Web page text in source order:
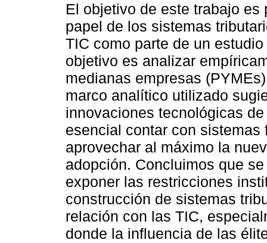
El objetivo de este trabajo
papel de los sistemas
TIC como parte de un
objetivo es analizar
medianas empresas
marco analítico utilizado
innovaciones tecnológicas
esencial contar con
aprovechar al máximo la
adopción. Concluimos que
exponer las restricciones
construcción de sistemas
relación con las TIC,
donde la influencia de las